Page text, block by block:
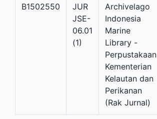
B1502550
JUR
JSE-
06.01
(1)
Archivelago
Indonesia
Marine
Library -
Perpustakaan
Kementerian
Kelautan dan
Perikanan
(Rak Jurnal)